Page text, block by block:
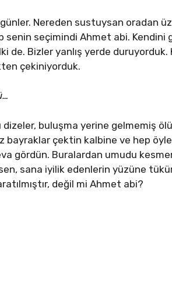
Nereden sustuysan oradan
senin seçimindi Ahmet abi. Kendini
de. Bizler yanlış yerde
çekiniyorduk.
buluşma yerine gelmemiş
bayraklar çektin kalbine ve hep
gördün. Buralardan umudu
sana iyilik edenlerin yüzüne
değil mi Ahmet abi?